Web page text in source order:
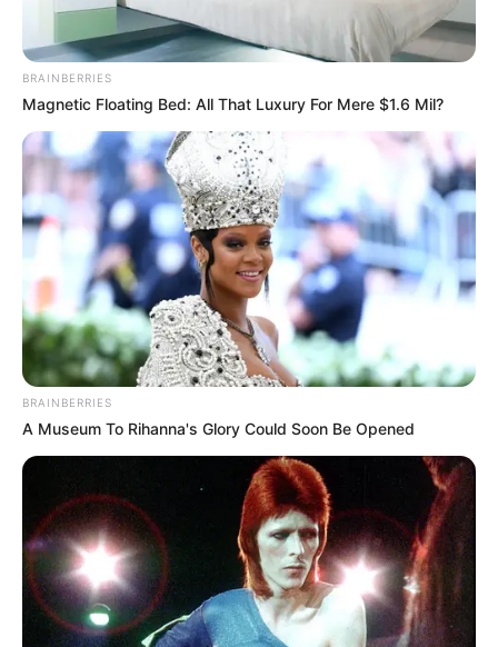
BRAINBERRIES
Magnetic Floating Bed: All That Luxury For Mere $1.6 Mil?
BRAINBERRIES
A Museum To Rihanna's Glory Could Soon Be Opened